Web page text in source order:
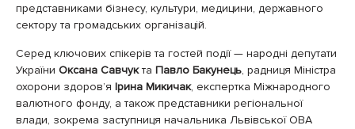
представниками бізнесу, культури, медицини, державного
сектору та громадських організацій.
Серед ключових спікерів та гостей події — народні депутати
України Оксана Савчукта Павло Бакунець, радниця Міністра
охорони здоров’я Ірина Микичак, експертка Міжнародного
валютного фонду, а також представники регіональної
влади, зокрема заступниця начальника Львівської ОВА